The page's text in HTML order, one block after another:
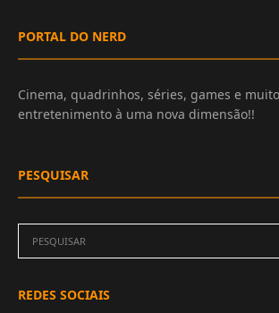
PORTAL DO NERD
Cinema, quadrinhos, séries, games e
entretenimento à uma nova dimensão!!
PESQUISAR
REDES SOCIAIS